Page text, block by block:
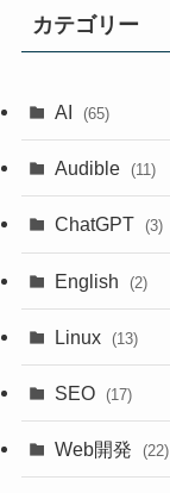
カテゴリー
AI (65)
Audible (11)
ChatGPT (3)
English (2)
Linux (13)
SEO (17)
Web開発 (22)